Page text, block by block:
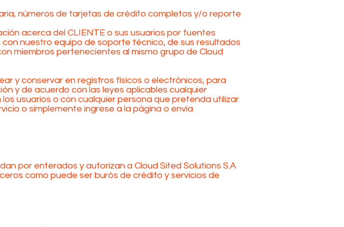
números de tarjetas de crédito completos y/o reporte
acerca del CLIENTE o sus usuarios por fuentes
nuestro equipo de soporte técnico, de sus resultados
miembros pertenecientes al mismo grupo de Cloud
y conservar en registros físicos o electrónicos, para
y de acuerdo con las leyes aplicables cualquier
usuarios o con cualquier persona que pretenda utilizar
o simplemente ingrese a la página o envía
por enterados y autorizan a Cloud Sited Solutions S.A
como puede ser burós de crédito y servicios de